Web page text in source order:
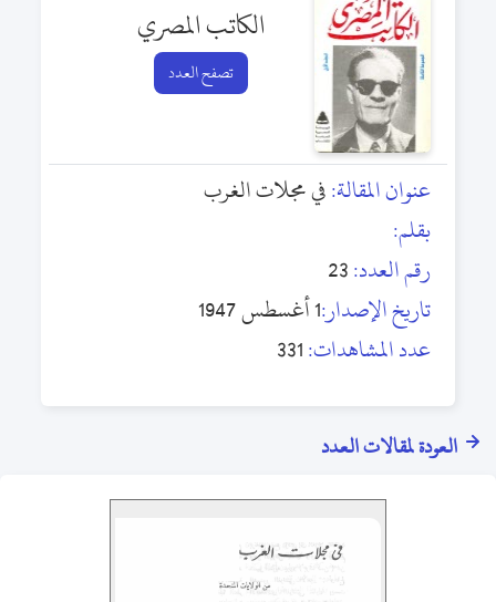
الكاتب المصري
تصفح العدد
عنوان المقالة:في مجلات الغرب
بقلم:
رقم العدد:23
تاريخ الإصدار:1 أغسطس 1947
عدد المشاهدات:331
العودة لمقالات العدد